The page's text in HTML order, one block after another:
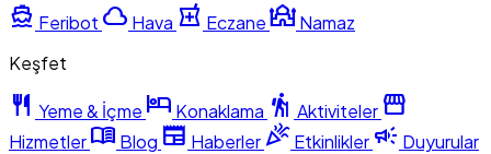
directions_boat Feribot cloud Hava local_pharmacy EczanemosqueNamaz
Keşfet
restaurant Yeme & İçme hotel Konaklama hiking Aktiviteler storefront
Hizmetlermenu_book Blog newspaper Haberler celebrationEtkinlikler campaign Duyurular